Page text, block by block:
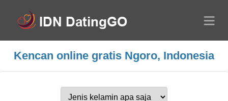
Kencan online gratis Ngoro, Indonesia